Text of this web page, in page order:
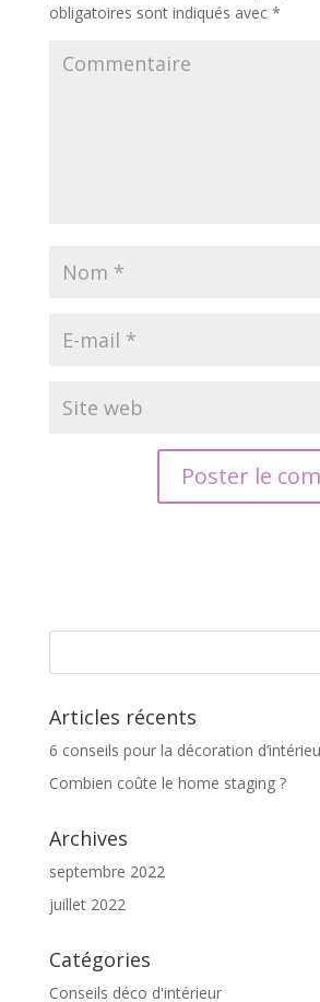
obligatoires sont indiqués avec *
Articles récents
6 conseils pour la décoration
Combien coûte le home staging ?
Archives
septembre 2022
juillet 2022
Catégories
Conseils déco d'intérieur